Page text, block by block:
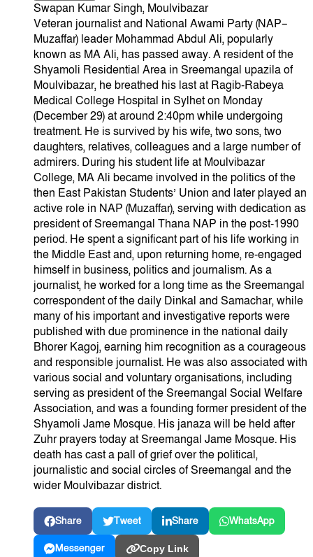
Swapan Kumar Singh, Moulvibazar
Veteran journalist and National Awami Party (NAP–
Muzaffar) leader Mohammad Abdul Ali, popularly
known as MA Ali, has passed away. A resident of the
Shyamoli Residential Area in Sreemangal upazila of
Moulvibazar, he breathed his last at Ragib-Rabeya
Medical College Hospital in Sylhet on Monday
(December 29) at around 2:40pm while undergoing
treatment. He is survived by his wife, two sons, two
daughters, relatives, colleagues and a large number of
admirers. During his student life at Moulvibazar
College, MA Ali became involved in the politics of the
then East Pakistan Students’ Union and later played an
active role in NAP (Muzaffar), serving with dedication as
president of Sreemangal Thana NAP in the post-1990
period. He spent a significant part of his life working in
the Middle East and, upon returning home, re-engaged
himself in business, politics and journalism. As a
journalist, he worked for a long time as the Sreemangal
correspondent of the daily Dinkal and Samachar, while
many of his important and investigative reports were
published with due prominence in the national daily
Bhorer Kagoj, earning him recognition as a courageous
and responsible journalist. He was also associated with
various social and voluntary organisations, including
serving as president of the Sreemangal Social Welfare
Association, and was a founding former president of the
Shyamoli Jame Mosque. His janaza will be held after
Zuhr prayers today at Sreemangal Jame Mosque. His
death has cast a pall of grief over the political,
journalistic and social circles of Sreemangal and the
wider Moulvibazar district.
Share Tweet Share WhatsApp
Messenger Copy Link